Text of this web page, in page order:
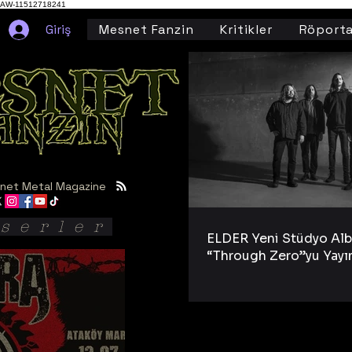
AW-11512718241
Giriş Mesnet Fanzin Kritikler
Metal Magazine
ELDER Yeni Stüdyo
“Through Zero”yu